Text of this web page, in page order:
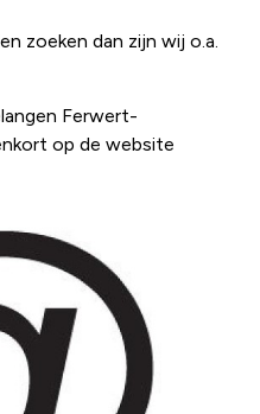
zoeken dan zijn wij o.a.
Ferwert-
op de website